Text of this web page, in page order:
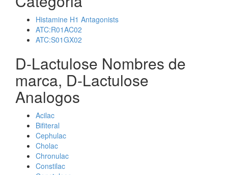
Histamine H1 Antagonists
ATC:R01AC02
ATC:S01GX02
D-Lactulose Nombres de
marca, D-Lactulose
Analogos
Acilac
Bifiteral
Cephulac
Cholac
Chronulac
Constilac